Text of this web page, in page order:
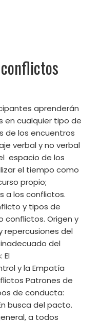
aprenderán
en cualquier tipo de
de los encuentros
verbal y no verbal
espacio de los
el tiempo como
propio;
a los conflictos.
y tipos de
conflictos. Origen y
repercusiones del
del
y la Empatía
Patrones de
de conducta:
busca del pacto.
a todos